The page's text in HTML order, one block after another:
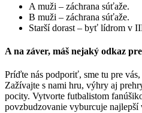
A muži – záchrana súťaže.
B muži – záchrana súťaže.
Starší dorast – byť lídrom v
A na záver, máš nejaký odkaz
Príďte nás podporiť, sme tu pre
Zažívajte s nami hru, výhry aj
pocity. Vytvorte futbalistom
povzbudzovanie vyburcuje